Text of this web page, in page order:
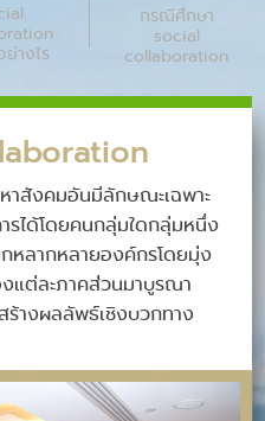
างไร
กรณีศึกษา
social
collaboration
าสังคมอันมีลักษณะเฉพาะ
ได้โดยคนกลุ่มใดกลุ่มหนึ่ง
หลากหลายองค์กรโดยมุ่ง
แต่ละภาคส่วนมาบูรณา
ร้างผลลัพธ์เชิงบวกทาง